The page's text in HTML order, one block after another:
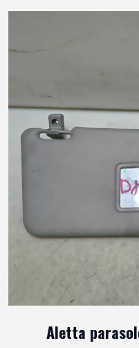
Aletta